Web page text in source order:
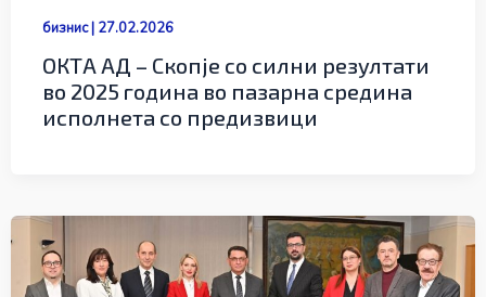
бизнис| 27.02.2026
ОКТА АД – Скопје со силни резултати
во 2025 година во пазарна средина
исполнета со предизвици